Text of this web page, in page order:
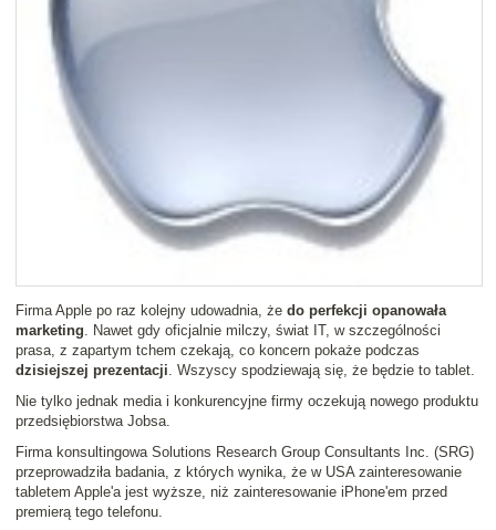
Firma Apple po raz kolejny udowadnia, że do perfekcji opanowała
marketing . Nawet gdy oficjalnie milczy, świat IT, w szczególności
prasa, z zapartym tchem czekają, co koncern pokaże podczas
dzisiejszej prezentacji . Wszyscy spodziewają się, że będzie to tablet.
Nie tylko jednak media i konkurencyjne firmy oczekują nowego produktu
przedsiębiorstwa Jobsa.
Firma konsultingowa Solutions Research Group Consultants Inc. (SRG)
przeprowadziła badania, z których wynika, że w USA zainteresowanie
tabletem Apple'a jest wyższe, niż zainteresowanie iPhone'em przed
premierą tego telefonu.